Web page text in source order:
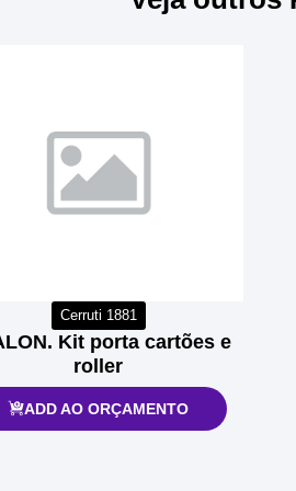
Cerruti 1881
Kit porta cartões e
roller
ADD AO ORÇAMENTO